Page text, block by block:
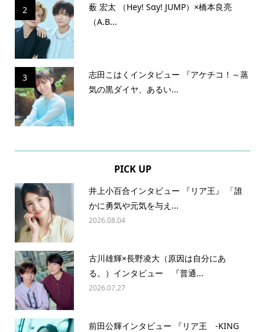
2
薮 宏太 （Hey! Sɑy! JUMP）×橋本良亮
（A.B...
3
志田こはくインタビュー 『アケチコ！～蒸
気の黒ダイヤ、あるい...
PICK UP
井上小百合インタビュー 『リア王』 「誰
かに勇気や元気を与え...
2026.08.04
古川雄輝×長野凌大（原因は自分にあ
る。）インタビュー 『普通...
2026.07.27
前田公輝インタビュー 『リア王 -KING